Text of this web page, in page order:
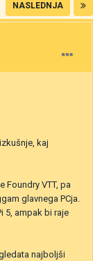
NASLEDNJA
kaj
Foundry VTT, pa
glavnega PCja.
5, ampak bi raje
najboljši